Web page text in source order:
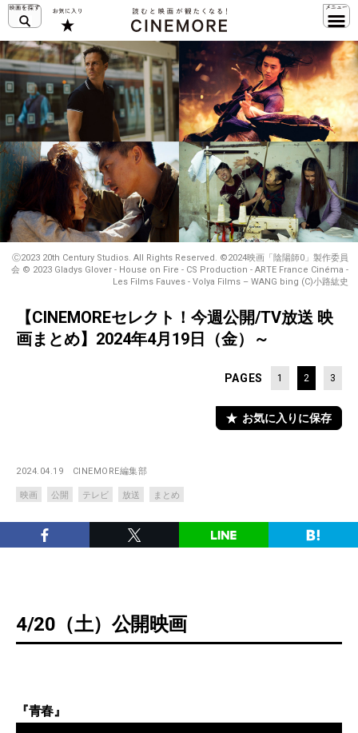
Ⓒ2023 20th Century Studios. All Rights Reserved. ©2024映画「陰陽師0」製作委員
会 © 2023 Gladys Glover - House on Fire - CS Production - ARTE France Cinéma -
Les Films Fauves - Volya Films – WANG bing (C)小路紘史
【CINEMOREセレクト！今週公開/TV放送 映
画まとめ】2024年4月19日（金）～
PAGES 1 2 3
お気に入りに保存
2024.04.19 CINEMORE編集部
映画 公開 テレビ 放送 まとめ
4/20（土）公開映画
『青春』